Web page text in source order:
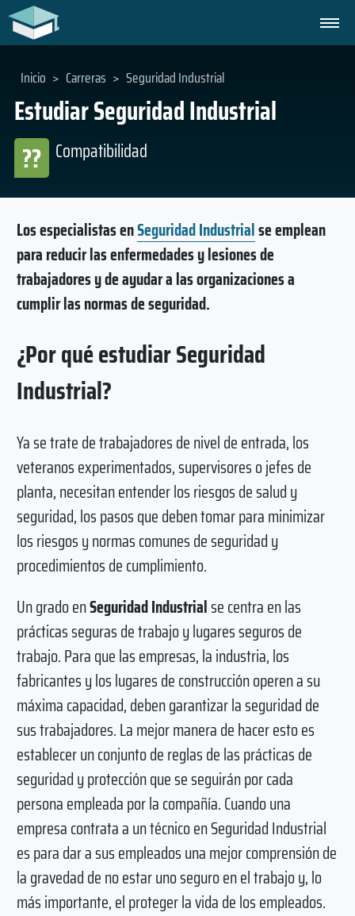
Estudiar Seguridad Industrial
Compatibilidad
??
Inicio > Carreras > Seguridad Industrial
Los especialistas enSeguridad Industrialse emplean
para reducir las enfermedades y lesiones de
trabajadores y de ayudar a las organizaciones a
cumplir las normas de seguridad.
¿Por qué estudiar Seguridad
Industrial?
Ya se trate de trabajadores de nivel de entrada, los
veteranos experimentados, supervisores o jefes de
planta, necesitan entender los riesgos de salud y
seguridad, los pasos que deben tomar para minimizar
los riesgos y normas comunes de seguridad y
procedimientos de cumplimiento.
Un grado enSeguridad Industrialse centra en las
prácticas seguras de trabajo y lugares seguros de
trabajo. Para que las empresas, la industria, los
fabricantes y los lugares de construcción operen a su
máxima capacidad, deben garantizar la seguridad de
sus trabajadores. La mejor manera de hacer esto es
establecer un conjunto de reglas de las prácticas de
seguridad y protección que se seguirán por cada
persona empleada por la compañía. Cuando una
empresa contrata a un técnico en Seguridad Industrial
es para dar a sus empleados una mejor comprensión de
la gravedad de no estar uno seguro en el trabajo y, lo
más importante, el proteger la vida de los empleados.